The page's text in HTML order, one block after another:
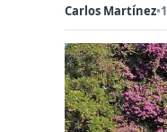
Carlos Martínez•